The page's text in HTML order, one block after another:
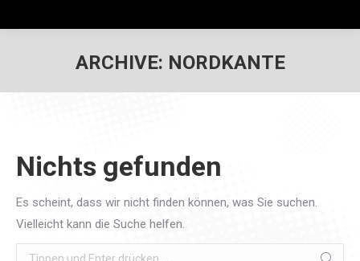
ARCHIVE: NORDKANTE
Nichts gefunden
Es scheint, dass wir nicht finden können, was Sie suchen.
Vielleicht kann die Suche helfen.
Search: